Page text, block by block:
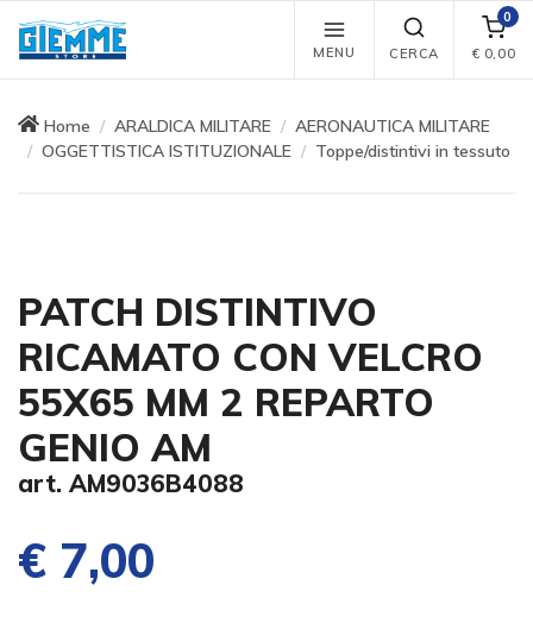
MENU CERCA
0
€ 0,00
Home ARALDICA MILITARE
AERONAUTICA MILITARE
OGGETTISTICA ISTITUZIONALE
Toppe/distintivi in tessuto
PATCH DISTINTIVO
RICAMATO CON VELCRO
55X65 MM 2 REPARTO
GENIO AM
art. AM9036B4088
€ 7,00